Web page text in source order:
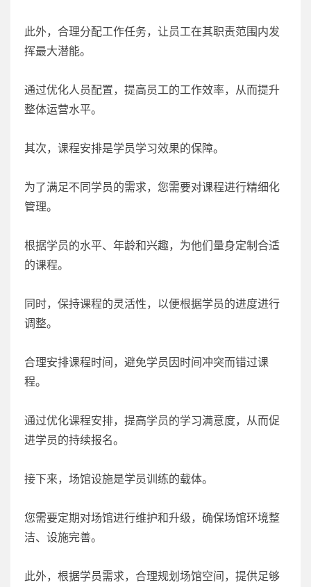
此外，合理分配工作任务，让员工在其职责范围内发
挥最大潜能。
通过优化人员配置，提高员工的工作效率，从而提升
整体运营水平。
其次，课程安排是学员学习效果的保障。
为了满足不同学员的需求，您需要对课程进行精细化
管理。
根据学员的水平、年龄和兴趣，为他们量身定制合适
的课程。
同时，保持课程的灵活性，以便根据学员的进度进行
调整。
合理安排课程时间，避免学员因时间冲突而错过课
程。
通过优化课程安排，提高学员的学习满意度，从而促
进学员的持续报名。
接下来，场馆设施是学员训练的载体。
您需要定期对场馆进行维护和升级，确保场馆环境整
洁、设施完善。
此外，根据学员需求，合理规划场馆空间，提供足够